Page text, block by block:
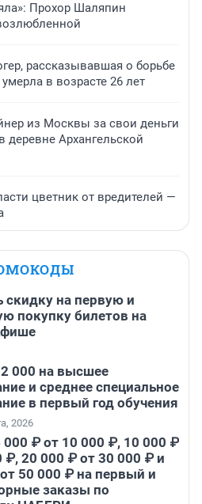
Прохор Шаляпин
рассказывавшая о борьбе
в возрасте 26 лет
из Москвы за свои деньги
деревне Архангельской
цветник от вредителей —
скидку на первую и
покупку билетов на
000 на высшее
и среднее специальное
в первый год обучения
2026
₽ от 10 000 ₽, 10 000 ₽
₽, 20 000 ₽ от 30 000 ₽ и
50 000 ₽ на первый и
заказы по